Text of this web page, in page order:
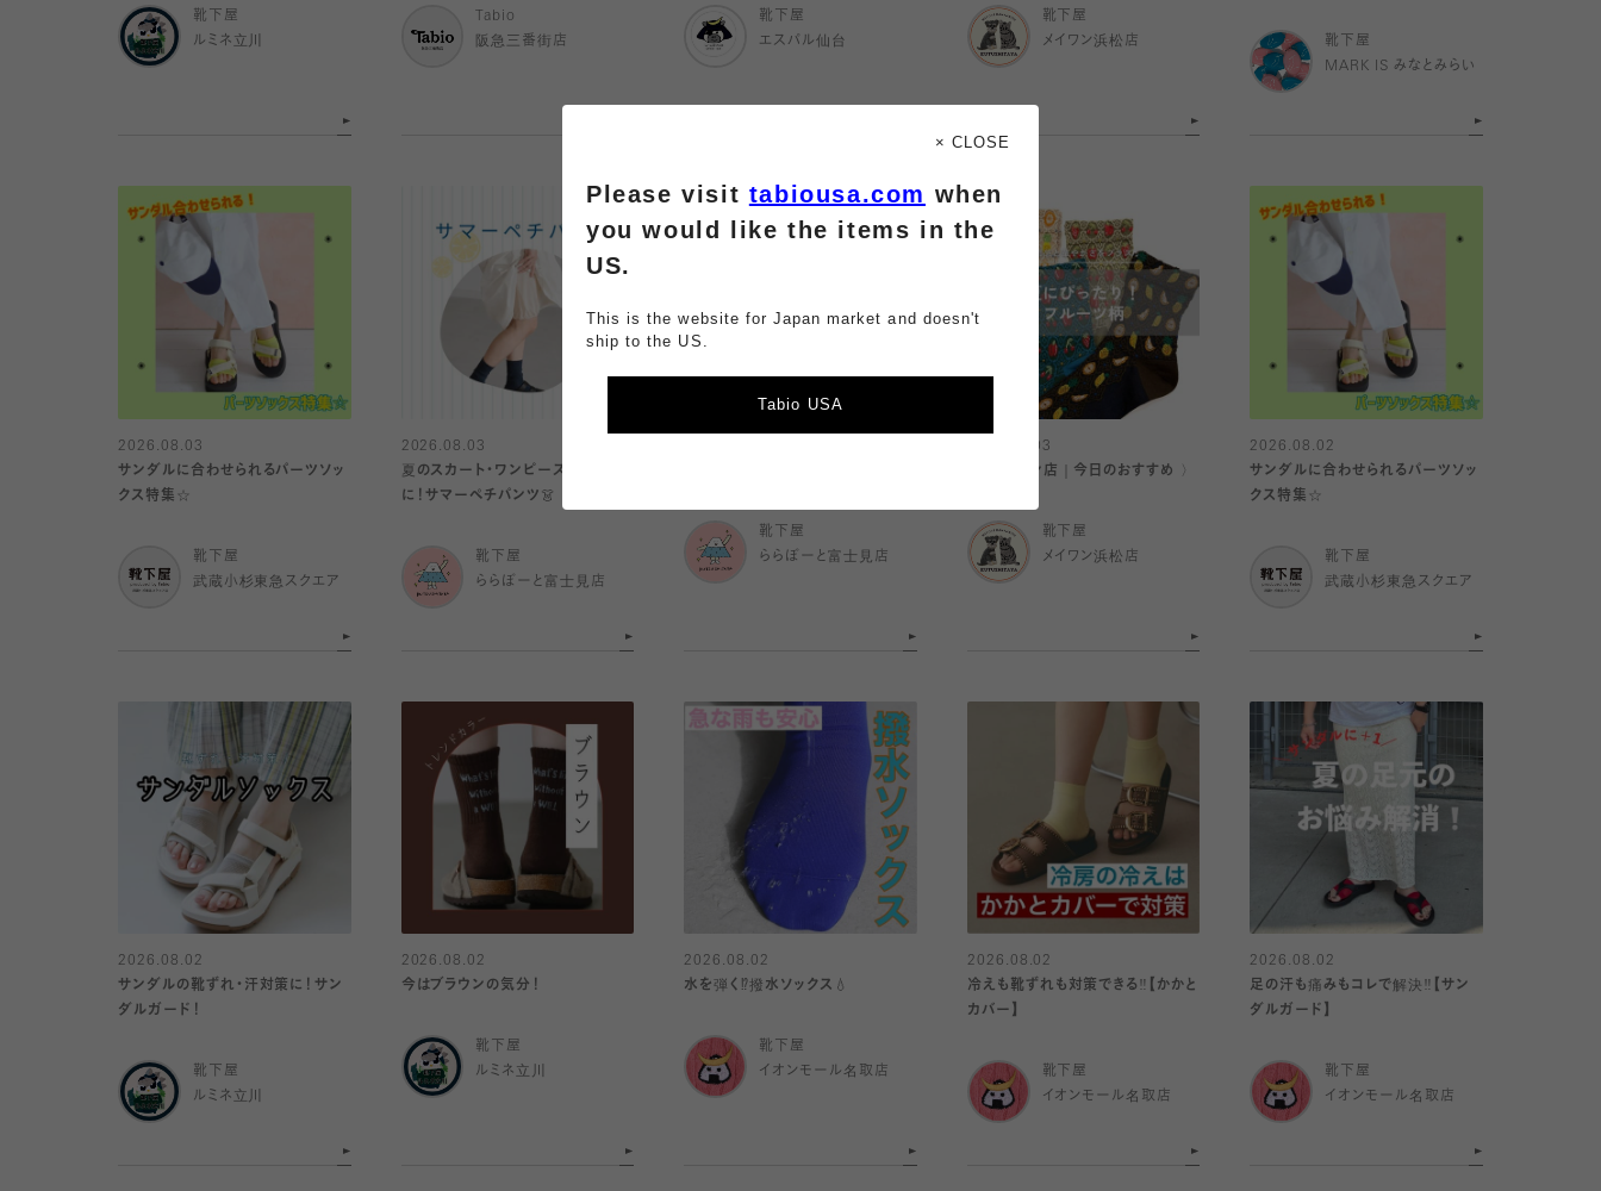
靴下屋
ルミネ立川
Tabio
阪急三番街店
靴下屋
エスパル仙台
靴下屋
メイワン浜松店
靴下屋
MARK IS みなとみらい
2026.08.03
サンダルに合わせられるパーツソッ
クス特集☆
靴下屋
武蔵小杉東急スクエア
2026.08.03
夏のスカート・ワンピーススタイル
に！サマーペチパンツ👗
靴下屋
ららぽーと富士見店
靴下屋
ららぽーと富士見店
2026.08.03
〈 メイワン店｜今日のおすすめ 〉
靴下屋
メイワン浜松店
2026.08.02
サンダルに合わせられるパーツソッ
クス特集☆
靴下屋
武蔵小杉東急スクエア
2026.08.02
サンダルの靴ずれ・汗対策に！サン
ダルガード！
靴下屋
ルミネ立川
2026.08.02
今はブラウンの気分！
靴下屋
ルミネ立川
2026.08.02
水を弾く⁉️撥水ソックス💧
靴下屋
イオンモール名取店
2026.08.02
冷えも靴ずれも対策できる‼️【かかと
カバー】
靴下屋
イオンモール名取店
2026.08.02
足の汗も痛みもコレで解決‼️【サン
ダルガード】
靴下屋
イオンモール名取店
× CLOSE
Please visit tabiousa.com when
you would like the items in the
US.
This is the website for Japan market and doesn't
ship to the US.
Tabio USA